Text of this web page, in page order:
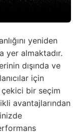
yeniden
yer almaktadır.
dışında ve
için
bir seçim
avantajlarından